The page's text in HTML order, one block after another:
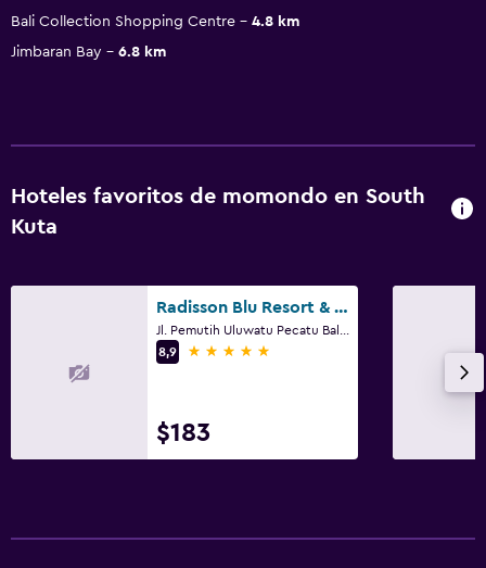
Bali Collection Shopping Centre
4.8 km
Jimbaran Bay
6.8 km
Hoteles favoritos de momondo en South
Kuta
Radisson Blu Resort & Villas, Bali Uluwatu
8,9
5 estrellas
$183